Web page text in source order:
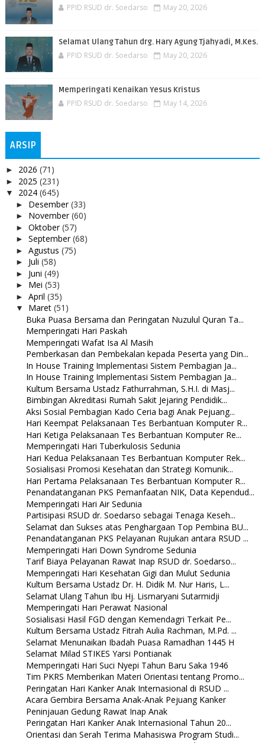
PPID RSUD dr. Soedarso May 20, 2026
Selamat Ulang Tahun drg. Hary Agung Tjahyadi, M.Kes.
PPID RSUD dr. Soedarso May 20, 2026
Memperingati Kenaikan Yesus Kristus
PPID RSUD dr. Soedarso May 14, 2026
ARSIP
► 2026 (71)
► 2025 (231)
▼ 2024 (645)
► Desember(33)
► November(60)
► Oktober(57)
► September(68)
► Agustus (75)
► Juli (58)
► Juni (49)
► Mei (53)
► April (35)
▼ Maret (51)
Buka Puasa Bersama dan Peringatan Nuzulul Quran Ta...
Memperingati Hari Paskah
Memperingati Wafat Isa Al Masih
Pemberkasan dan Pembekalan kepada Peserta yang Din...
In House Training Implementasi Sistem Pembagian Ja...
In House Training Implementasi Sistem Pembagian Ja...
Kultum Bersama Ustadz Fathurrahman, S.H.I. di Masj...
Bimbingan Akreditasi Rumah Sakit Jejaring Pendidik...
Aksi Sosial Pembagian Kado Ceria bagi Anak Pejuang...
Hari Keempat Pelaksanaan Tes Berbantuan Komputer R...
Hari Ketiga Pelaksanaan Tes Berbantuan Komputer Re...
Memperingati Hari Tuberkulosis Sedunia
Hari Kedua Pelaksanaan Tes Berbantuan Komputer Rek...
Sosialisasi Promosi Kesehatan dan Strategi Komunik...
Hari Pertama Pelaksanaan Tes Berbantuan Komputer R...
Penandatanganan PKS Pemanfaatan NIK, Data Kependud...
Memperingati Hari Air Sedunia
Partisipasi RSUD dr. Soedarso sebagai Tenaga Keseh...
Selamat dan Sukses atas Penghargaan Top Pembina BU...
Penandatanganan PKS Pelayanan Rujukan antara RSUD ...
Memperingati Hari Down Syndrome Sedunia
Tarif Biaya Pelayanan Rawat Inap RSUD dr. Soedarso...
Memperingati Hari Kesehatan Gigi dan Mulut Sedunia
Kultum Bersama Ustadz Dr. H. Didik M. Nur Haris, L...
Selamat Ulang Tahun Ibu Hj. Lismaryani Sutarmidji
Memperingati Hari Perawat Nasional
Sosialisasi Hasil FGD dengan Kemendagri Terkait Pe...
Kultum Bersama Ustadz Fitrah Aulia Rachman, M.Pd. ...
Selamat Menunaikan Ibadah Puasa Ramadhan 1445 H
Selamat Milad STIKES Yarsi Pontianak
Memperingati Hari Suci Nyepi Tahun Baru Saka 1946
Tim PKRS Memberikan Materi Orientasi tentang Promo...
Peringatan Hari Kanker Anak Internasional di RSUD ...
Acara Gembira Bersama Anak-Anak Pejuang Kanker
Peninjauan Gedung Rawat Inap Anak
Peringatan Hari Kanker Anak Internasional Tahun 20...
Orientasi dan Serah Terima Mahasiswa Program Studi...